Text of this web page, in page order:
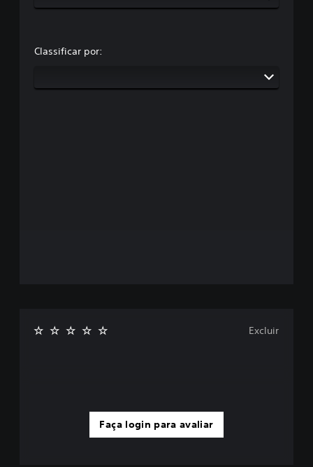
Classificar por:
Faça login para avaliar
Excluir